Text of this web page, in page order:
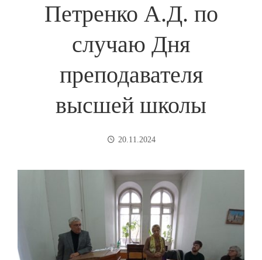
Петренко А.Д. по
случаю Дня
преподавателя
высшей школы
20.11.2024